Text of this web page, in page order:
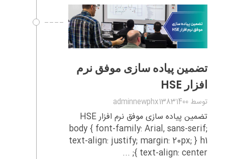
تضمین پیاده‌ سازی موفق نرم‌
افزار HSE
توسط adminnewphx13831400
تضمین پیاده‌ سازی موفق نرم‌ افزار HSE
body { font-family: Arial, sans-serif;
text-align: justify; margin: 20px; } h1
{ text-align: center; ...